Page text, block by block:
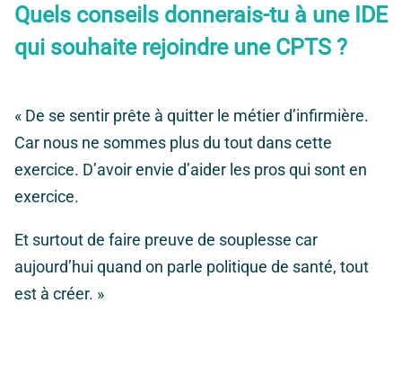
Quels conseils donnerais-tu à une IDE
qui souhaite rejoindre une CPTS ?
« De se sentir prête à quitter le métier d’infirmière.
Car nous ne sommes plus du tout dans cette
exercice. D’avoir envie d’aider les pros qui sont en
exercice.
Et surtout de faire preuve de souplesse car
aujourd’hui quand on parle politique de santé, tout
est à créer. »